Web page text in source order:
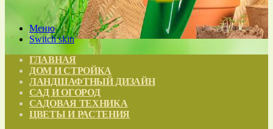
Меню
Switch skin
ГЛАВНАЯ
ДОМ И СТРОЙКА
ЛАНДШАФТНЫЙ ДИЗАЙН
САД И ОГОРОД
САДОВАЯ ТЕХНИКА
ЦВЕТЫ И РАСТЕНИЯ